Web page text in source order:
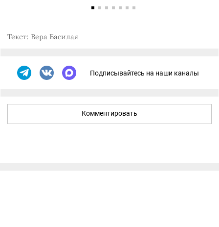
Текст: Вера Басилая
Подписывайтесь на наши каналы
Комментировать